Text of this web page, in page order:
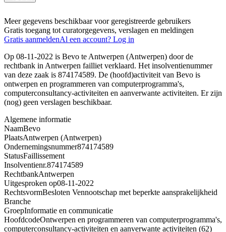
Meer gegevens beschikbaar voor geregistreerde gebruikers
Gratis toegang tot curatorgegevens, verslagen en meldingen
Gratis aanmeldenAl een account? Log in
Op 08-11-2022 is Bevo te Antwerpen (Antwerpen) door de
rechtbank in Antwerpen failliet verklaard. Het insolventienummer
van deze zaak is 874174589. De (hoofd)activiteit van Bevo is
ontwerpen en programmeren van computerprogramma's,
computerconsultancy-activiteiten en aanverwante activiteiten. Er zijn
(nog) geen verslagen beschikbaar.
Algemene informatie
NaamBevo
PlaatsAntwerpen (Antwerpen)
Ondernemingsnummer874174589
StatusFaillissement
Insolventienr.874174589
RechtbankAntwerpen
Uitgesproken op08-11-2022
RechtsvormBesloten Vennootschap met beperkte aansprakelijkheid
Branche
GroepInformatie en communicatie
HoofdcodeOntwerpen en programmeren van computerprogramma's,
computerconsultancy-activiteiten en aanverwante activiteiten (62)